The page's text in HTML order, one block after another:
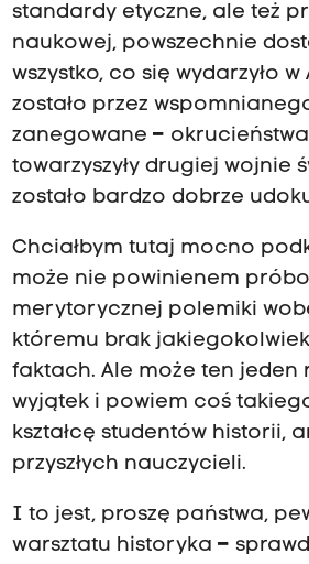
standardy etyczne, ale też
naukowej, powszechnie
wszystko, co się wydarzyło
zostało przez
zanegowane –
towarzyszyły drugiej wojnie
zostało bardzo dobrze
Chciałbym tutaj mocno
może nie powinienem
merytorycznej polemiki
któremu brak
faktach. Ale może ten jeden
wyjątek i powiem coś
kształcę studentów historii,
przyszłych nauczycieli.
I to jest, proszę państwa,
warsztatu historyka –